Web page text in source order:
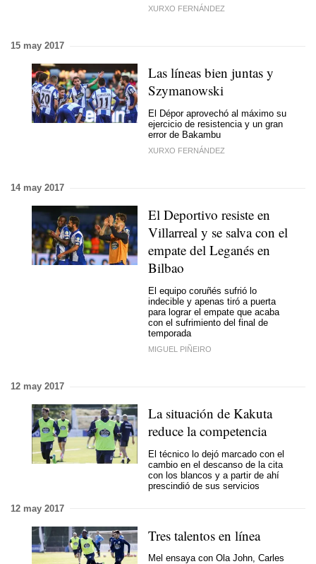
XURXO FERNÁNDEZ
15 may 2017
Las líneas bien juntas y
Szymanowski
El Dépor aprovechó al máximo su
ejercicio de resistencia y un gran
error de Bakambu
XURXO FERNÁNDEZ
14 may 2017
El Deportivo resiste en
Villarreal y se salva con el
empate del Leganés en
Bilbao
El equipo coruñés sufrió lo
indecible y apenas tiró a puerta
para lograr el empate que acaba
con el sufrimiento del final de
temporada
MIGUEL PIÑEIRO
12 may 2017
La situación de Kakuta
reduce la competencia
El técnico lo dejó marcado con el
cambio en el descanso de la cita
con los blancos y a partir de ahí
prescindió de sus servicios
12 may 2017
Tres talentos en línea
Mel ensaya con Ola John, Carles